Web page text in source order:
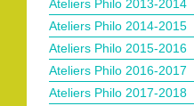
Ateliers Philo 2013-2014
Ateliers Philo 2014-2015
Ateliers Philo 2015-2016
Ateliers Philo 2016-2017
Ateliers Philo 2017-2018